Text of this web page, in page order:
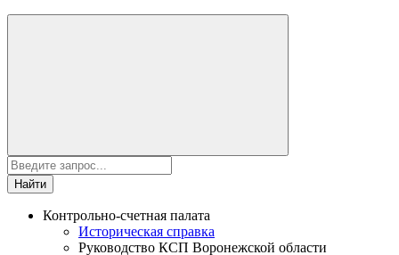
Найти
Контрольно-счетная палата
Историческая справка
Руководство КСП Воронежской области